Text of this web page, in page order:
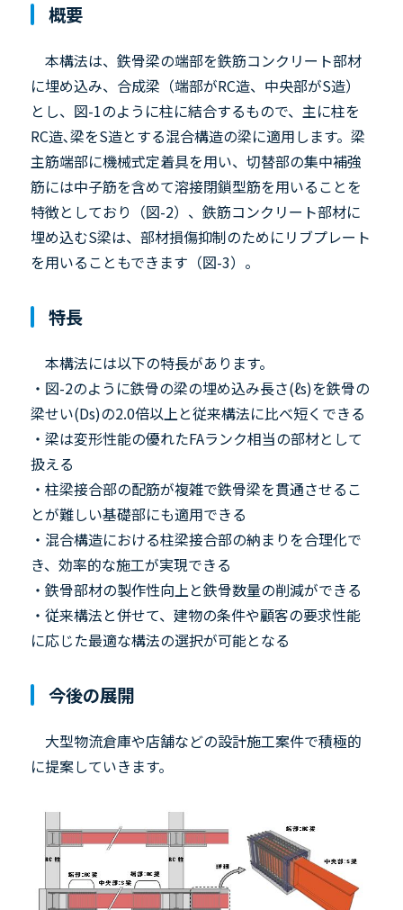
概要
本構法は、鉄骨梁の端部を鉄筋コンクリート部材
に埋め込み、合成梁（端部がRC造、中央部がS造）
とし、図-1のように柱に結合するもので、主に柱を
RC造､梁をS造とする混合構造の梁に適用します。梁
主筋端部に機械式定着具を用い、切替部の集中補強
筋には中子筋を含めて溶接閉鎖型筋を用いることを
特徴としており（図-2）、鉄筋コンクリート部材に
埋め込むS梁は、部材損傷抑制のためにリブプレート
を用いることもできます（図-3）。
特長
本構法には以下の特長があります。
・図-2のように鉄骨の梁の埋め込み長さ(ℓs)を鉄骨の
梁せい(Ds)の2.0倍以上と従来構法に比べ短くできる
・梁は変形性能の優れたFAランク相当の部材として
扱える
・柱梁接合部の配筋が複雑で鉄骨梁を貫通させるこ
とが難しい基礎部にも適用できる
・混合構造における柱梁接合部の納まりを合理化で
き、効率的な施工が実現できる
・鉄骨部材の製作性向上と鉄骨数量の削減ができる
・従来構法と併せて、建物の条件や顧客の要求性能
に応じた最適な構法の選択が可能となる
今後の展開
大型物流倉庫や店舗などの設計施工案件で積極的
に提案していきます。